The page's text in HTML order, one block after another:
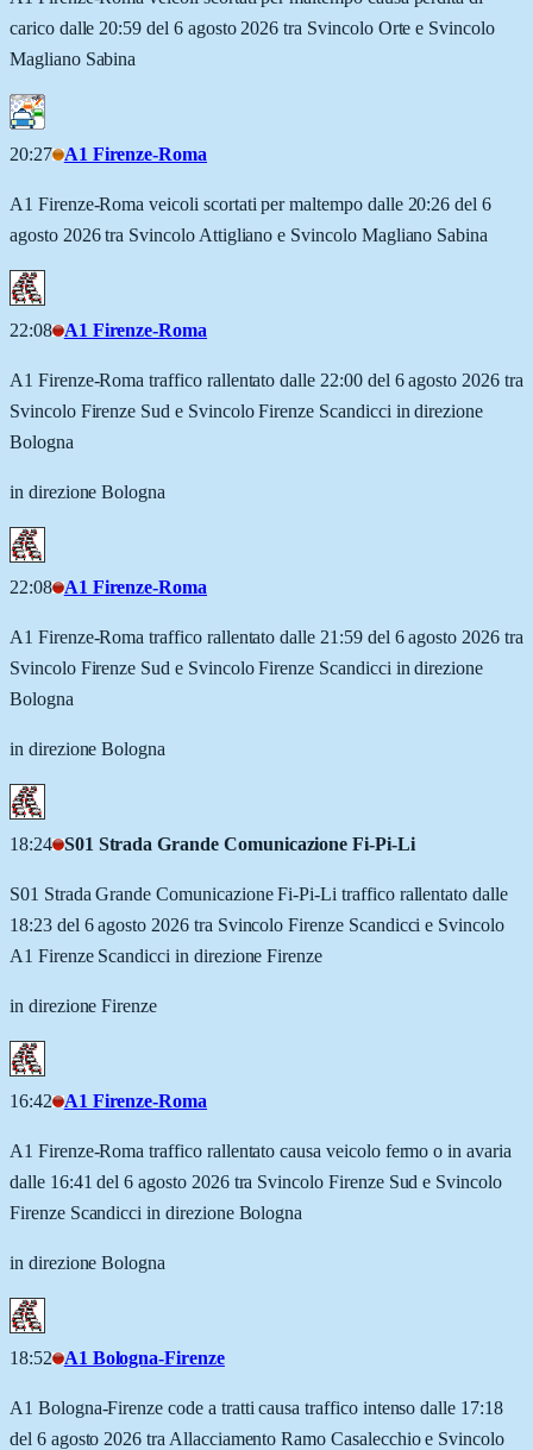
carico dalle 20:59 del 6 agosto 2026 tra Svincolo Orte e Svincolo
Magliano Sabina
20:27 A1 Firenze-Roma
A1 Firenze-Roma veicoli scortati per maltempo dalle 20:26 del 6
agosto 2026 tra Svincolo Attigliano e Svincolo Magliano Sabina
22:08 A1 Firenze-Roma
A1 Firenze-Roma traffico rallentato dalle 22:00 del 6 agosto 2026 tra
Svincolo Firenze Sud e Svincolo Firenze Scandicci in direzione
Bologna
in direzione Bologna
22:08 A1 Firenze-Roma
A1 Firenze-Roma traffico rallentato dalle 21:59 del 6 agosto 2026 tra
Svincolo Firenze Sud e Svincolo Firenze Scandicci in direzione
Bologna
in direzione Bologna
18:24 S01 Strada Grande Comunicazione Fi-Pi-Li
S01 Strada Grande Comunicazione Fi-Pi-Li traffico rallentato dalle
18:23 del 6 agosto 2026 tra Svincolo Firenze Scandicci e Svincolo
A1 Firenze Scandicci in direzione Firenze
in direzione Firenze
16:42 A1 Firenze-Roma
A1 Firenze-Roma traffico rallentato causa veicolo fermo o in avaria
dalle 16:41 del 6 agosto 2026 tra Svincolo Firenze Sud e Svincolo
Firenze Scandicci in direzione Bologna
in direzione Bologna
18:52 A1 Bologna-Firenze
A1 Bologna-Firenze code a tratti causa traffico intenso dalle 17:18
del 6 agosto 2026 tra Allacciamento Ramo Casalecchio e Svincolo